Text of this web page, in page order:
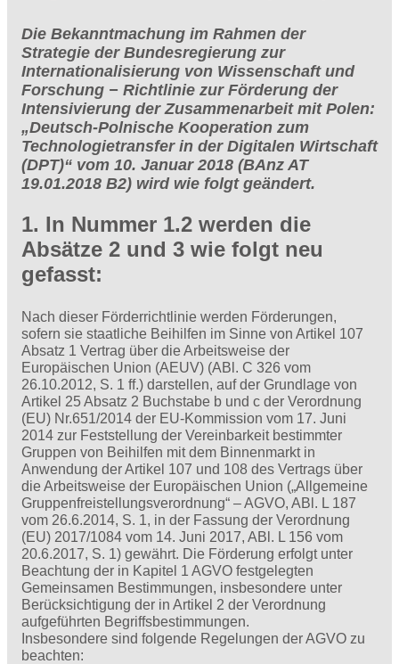
Die Bekanntmachung im Rahmen der
Strategie der Bundesregierung zur
Internationalisierung von Wissenschaft und
Forschung − Richtlinie zur Förderung der
Intensivierung der Zusammenarbeit mit Polen:
„Deutsch-Polnische Kooperation zum
Technologietransfer in der Digitalen Wirtschaft
(DPT)“ vom 10. Januar 2018 (BAnz AT
19.01.2018 B2) wird wie folgt geändert.
1. In Nummer 1.2 werden die
Absätze 2 und 3 wie folgt neu
gefasst:
Nach dieser Förderrichtlinie werden Förderungen,
sofern sie staatliche Beihilfen im Sinne von Artikel 107
Absatz 1 Vertrag über die Arbeitsweise der
Europäischen Union (AEUV) (ABl. C 326 vom
26.10.2012, S. 1 ff.) darstellen, auf der Grundlage von
Artikel 25 Absatz 2 Buchstabe b und c der Verordnung
(EU) Nr.651/2014 der EU-Kommission vom 17. Juni
2014 zur Feststellung der Vereinbarkeit bestimmter
Gruppen von Beihilfen mit dem Binnenmarkt in
Anwendung der Artikel 107 und 108 des Vertrags über
die Arbeitsweise der Europäischen Union („Allgemeine
Gruppenfreistellungsverordnung“ – AGVO, ABl. L 187
vom 26.6.2014, S. 1, in der Fassung der Verordnung
(EU) 2017/1084 vom 14. Juni 2017, ABl. L 156 vom
20.6.2017, S. 1) gewährt. Die Förderung erfolgt unter
Beachtung der in Kapitel 1 AGVO festgelegten
Gemeinsamen Bestimmungen, insbesondere unter
Berücksichtigung der in Artikel 2 der Verordnung
aufgeführten Begriffsbestimmungen.
Insbesondere sind folgende Regelungen der AGVO zu
beachten: